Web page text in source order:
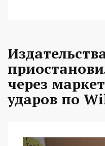
через
ударов по